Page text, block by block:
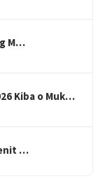
M…
Kiba o Muk…
…